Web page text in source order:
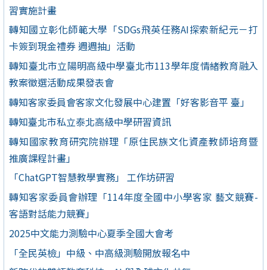
習實施計畫
轉知國立彰化師範大學「SDGs飛英任務AI探索新紀元－打
卡簽到現金禮券 週週抽」活動
轉知臺北市立陽明高級中學臺北市113學年度情緒教育融入
教案徵選活動成果發表會
轉知客家委員會客家文化發展中心建置「好客影音平 臺」
轉知臺北市私立泰北高級中學研習資訊
轉知國家教育研究院辦理「原住民族文化資產教師培育暨
推廣課程計畫」
「ChatGPT智慧教學實務」 工作坊研習
轉知客家委員會辦理「114年度全國中小學客家 藝文競賽-
客語對話能力競賽」
2025中文能力測驗中心夏季全國大會考
「全民英檢」中級、中高級測驗開放報名中